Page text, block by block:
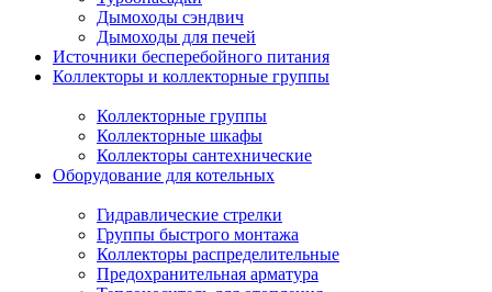
Дымоходы сэндвич
Дымоходы для печей
Источники бесперебойного питания
Коллекторы и коллекторные группы
Коллекторные группы
Коллекторные шкафы
Коллекторы сантехнические
Оборудование для котельных
Гидравлические стрелки
Группы быстрого монтажа
Коллекторы распределительные
Предохранительная арматура